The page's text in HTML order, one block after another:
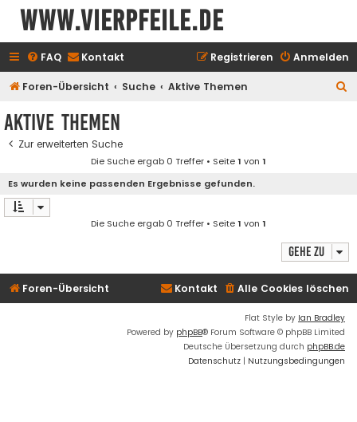
www.vierpfeile.de
FAQ Kontakt Anmelden
Registrieren
Foren-Übersicht Suche Aktive Themen
Aktive Themen
Zur erweiterten Suche
Die Suche ergab 0 Treffer • Seite1 von 1
Es wurden keine passenden Ergebnisse gefunden.
Die Suche ergab 0 Treffer • Seite1 von 1
Gehe zu
Foren-Übersicht Alle Cookies löschen
Kontakt
Flat Style by Ian Bradley
Powered by phpBB® Forum Software © phpBB Limited
Deutsche Übersetzung durch phpBB.de
Datenschutz | Nutzungsbedingungen